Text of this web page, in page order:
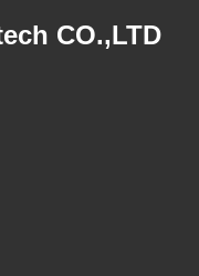
CO.,LTD